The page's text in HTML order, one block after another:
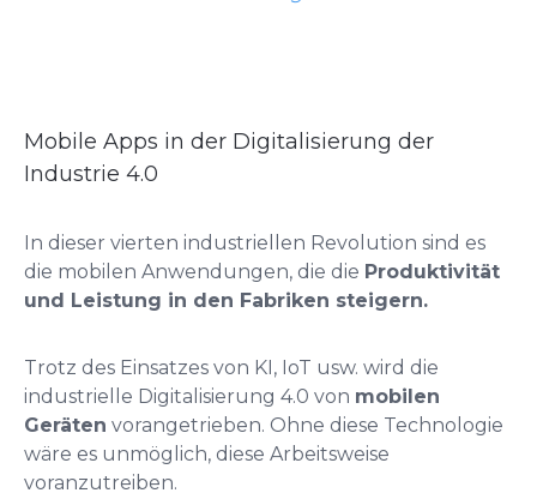
Mobile Apps in der Digitalisierung der
Industrie 4.0
In dieser vierten industriellen Revolution sind es
die mobilen Anwendungen, die die Produktivität
und Leistung in den Fabriken steigern.
Trotz des Einsatzes von KI, IoT usw. wird die
industrielle Digitalisierung 4.0 von mobilen
Geräten vorangetrieben. Ohne diese Technologie
wäre es unmöglich, diese Arbeitsweise
voranzutreiben.